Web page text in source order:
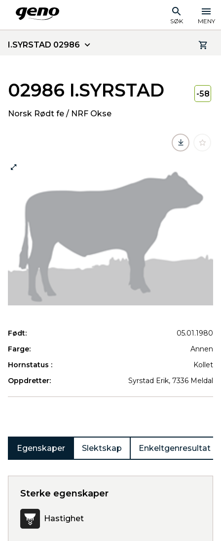
SØK MENY
I.SYRSTAD 02986
02986 I.SYRSTAD
Norsk Rødt fe / NRF Okse
-58
Født:
05.01.1980
Farge:
Annen
Hornstatus :
Kollet
Oppdretter:
Syrstad Erik, 7336 Meldal
Egenskaper Slektskap Enkeltgenresultat
Sterke egenskaper
Hastighet